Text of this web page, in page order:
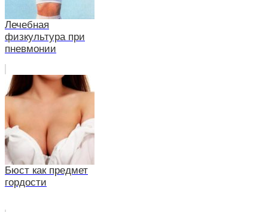
Лечебная
физкультура при
пневмонии
Бюст как предмет
гордости